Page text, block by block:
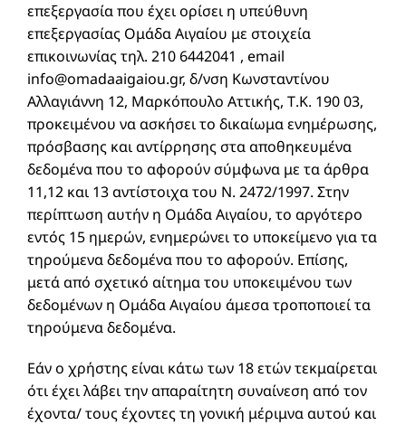
επεξεργασία που έχει ορίσει η υπεύθυνη
επεξεργασίας Ομάδα Αιγαίου με στοιχεία
επικοινωνίας τηλ. 210 6442041 , email
info@omadaaigaiou.gr, δ/νση Κωνσταντίνου
Αλλαγιάννη 12, Μαρκόπουλο Αττικής, Τ.Κ. 190 03,
προκειμένου να ασκήσει το δικαίωμα ενημέρωσης,
πρόσβασης και αντίρρησης στα αποθηκευμένα
δεδομένα που το αφορούν σύμφωνα με τα άρθρα
11,12 και 13 αντίστοιχα του Ν. 2472/1997. Στην
περίπτωση αυτήν η Ομάδα Αιγαίου, το αργότερο
εντός 15 ημερών, ενημερώνει το υποκείμενο για τα
τηρούμενα δεδομένα που το αφορούν. Επίσης,
μετά από σχετικό αίτημα του υποκειμένου των
δεδομένων η Ομάδα Αιγαίου άμεσα τροποποιεί τα
τηρούμενα δεδομένα.
Εάν ο χρήστης είναι κάτω των 18 ετών τεκμαίρεται
ότι έχει λάβει την απαραίτητη συναίνεση από τον
έχοντα/ τους έχοντες τη γονική μέριμνα αυτού και